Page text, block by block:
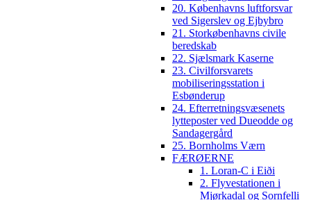
20. Københavns luftforsvar
ved Sigerslev og Ejbybro
21. Storkøbenhavns civile
beredskab
22. Sjælsmark Kaserne
23. Civilforsvarets
mobiliseringsstation i
Esbønderup
24. Efterretningsvæsenets
lytteposter ved Dueodde og
Sandagergård
25. Bornholms Værn
FÆRØERNE
1. Loran-C i Eiði
2. Flyvestationen i
Mjørkadal og Sornfelli